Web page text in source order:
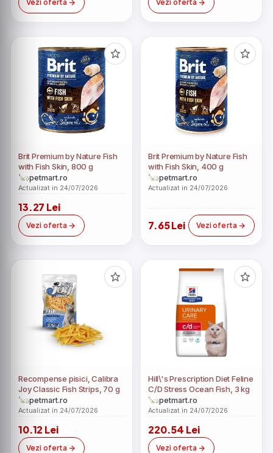
Vezi oferta Vezi oferta
Brit Premium by Nature Fish
with Fish Skin, 800 g
petmart.ro
Actualizat in 24/07/2026
13.27 Lei
Vezi oferta
Brit Premium by Nature Fish
with Fish Skin, 400 g
petmart.ro
Actualizat in 24/07/2026
7.65 Lei Vezi oferta
Recompense pisici, Calibra
Joy Classic Fish Strips, 70 g
petmart.ro
Actualizat in 24/07/2026
10.12 Lei
Vezi oferta
Hill\'s Prescription Diet Feline
C/D Stress Ocean Fish, 3 kg
petmart.ro
Actualizat in 24/07/2026
220.54 Lei
Vezi oferta